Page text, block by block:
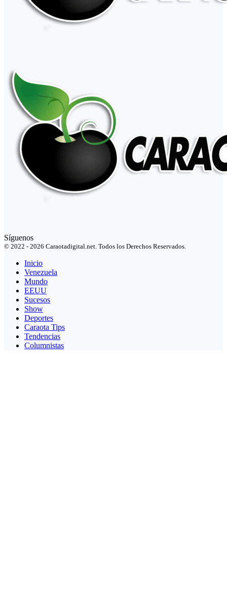
Síguenos
© 2022 - 2026 Caraotadigital.net. Todos los Derechos Reservados.
Inicio
Venezuela
Mundo
EEUU
Sucesos
Show
Deportes
Caraota Tips
Tendencias
Columnistas